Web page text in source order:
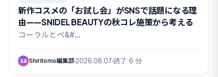
新作コスメの「お試し会」がSNSで話題になる理
由——SNIDEL BEAUTYの秋コレ施策から考える
コーラルとペ&#…
SA Shiritomo編集部 2026.08.07 読了 6 分